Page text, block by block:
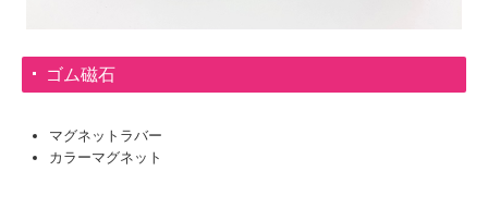
ゴム磁石
マグネットラバー
カラーマグネット